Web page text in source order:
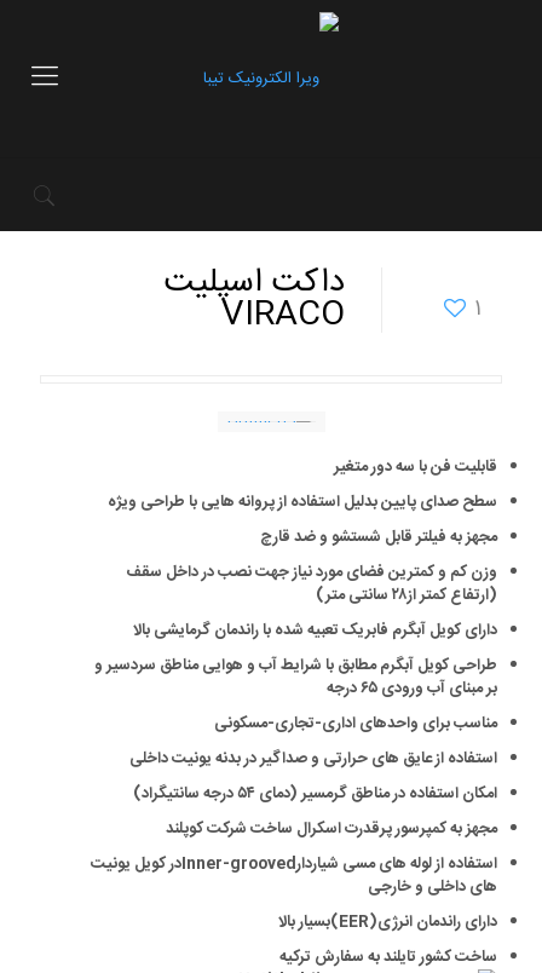
1 داکت اسپلیت
VIRACO
قابلیت فن با سه دور متغیر
سطح صدای پایین بدلیل استفاده از پروانه هایی با طراحی ویژه
مجهز به فیلتر قابل شستشو و ضد قارچ
وزن کم و کمترین فضای مورد نیاز جهت نصب در داخل سقف
(ارتفاع کمتر از۲۸ سانتی متر)
دارای کویل آبگرم فابریک تعبیه شده با راندمان گرمایشی بالا
طراحی کویل آبگرم مطابق با شرایط آب و هوایی مناطق سردسیر و
بر مبنای آب ورودی ۶۵ درجه
مناسب برای واحدهای اداری-تجاری-مسکونی
استفاده از عایق های حرارتی و صداگیر در بدنه یونیت داخلی
امکان استفاده در مناطق گرمسیر (دمای ۵۴ درجه سانتیگراد)
مجهز به کمپرسور پرقدرت اسکرال ساخت شرکت کوپلند
استفاده از لوله های مسی شیاردارInner-groovedدر کویل یونیت
های داخلی و خارجی
دارای راندمان انرژی(EER)بسیار بالا
ساخت کشور تایلند به سفارش ترکیه